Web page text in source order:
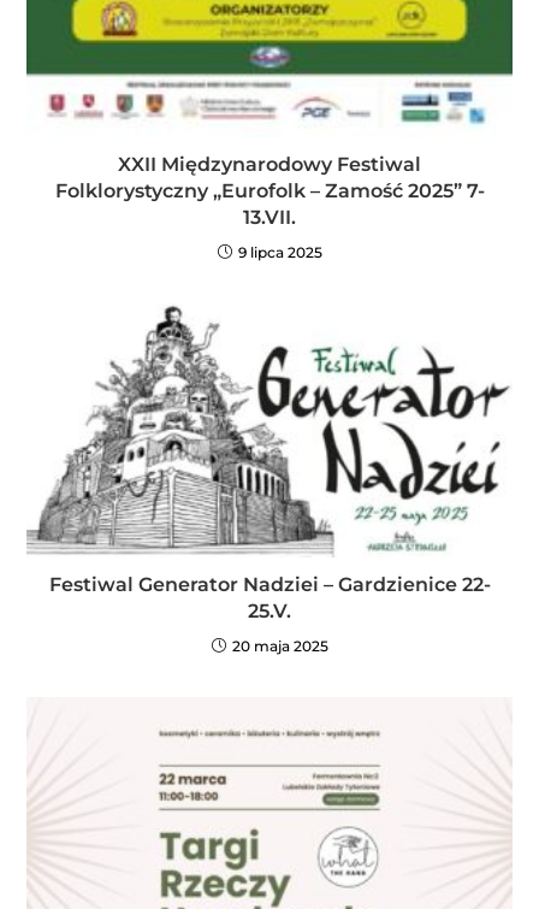
XXII Międzynarodowy Festiwal
Folklorystyczny „Eurofolk – Zamość 2025” 7-
13.VII.
9 lipca 2025
Festiwal Generator Nadziei – Gardzienice 22-
25.V.
20 maja 2025